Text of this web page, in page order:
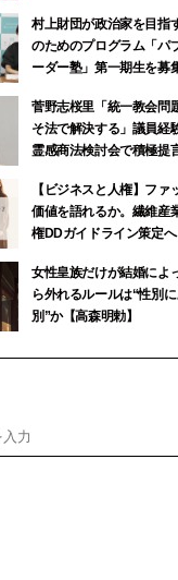
村上財団が政治家を目指
のためのプログラム「パ
ーダー塾」第一期生を募
菅野志桜里「統一教会問
そ法で解決する」議員経
霊感商法検討会で積極提
【ビジネスと人権】ファ
価値を語れるか。繊維産
権DDガイドライン策定へ
女性皇族だけが結婚によ
ら外れるルールは“性別
別”か【高森明勅】